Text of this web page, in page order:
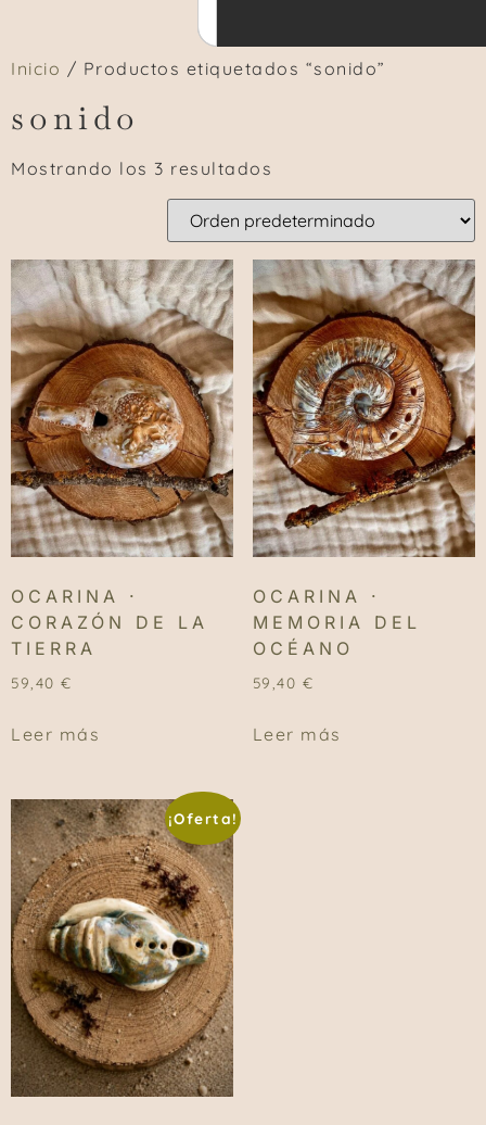
Inicio / Productos etiquetados “sonido”
sonido
Mostrando los 3 resultados
OCARINA ·
CORAZÓN DE LA
TIERRA
59,40 €
Leer más
OCARINA ·
MEMORIA DEL
OCÉANO
59,40 €
Leer más
¡Oferta!